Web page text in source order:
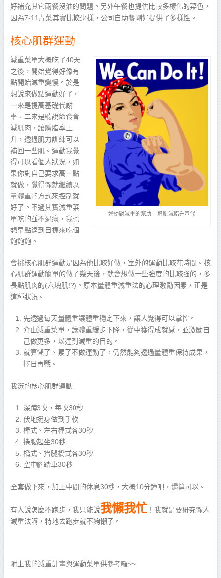
好補充其它兩餐沒油的問題。另外午餐也提供比較多樣化的菜色，
因為7-11青菜其實比較少樣，公司自助餐剛好提供了多樣性。
核心肌群運動
運動對減重的幫助 – 增肌減脂升基代
減重菜單大概吃了40天
之後，開始覺得好像有
點開始減重變慢。於是
想說來做點運動好了，
一來是提高基礎代謝
率，二來是聽說節食會
減肌肉，讓體脂率上
升，透過肌力訓練可以
補回一些肌。運動我覺
得可以看個人狀況，如
果你對自己要求高一點
就做，覺得懶就繼續以
量體重的方式來控制就
好了。不過其實減重菜
單吃的並不過癮，我也
想早點達到目標來吃個
飽飽飽。
會挑核心肌群運動是因為他比較好做，室外的運動比較花時間。核
心肌群運動簡單的做了幾天後，就會想做一些強度的比較強的，多
長點肌肉的(六塊肌!?)。原本量體重減重法的心理激勵因素，正是
這種狀況。
先透過每天量體重讓體重穩定下來，讓人覺得可以掌控。
介由減重菜單，讓體重緩步下降，從中獲得成就感，並激勵自
己做更多，以達到減重的目的。
就算懶了、累了不做運動了，仍然能夠透過量體重保持成果，
擇日再戰。
我選的核心肌群運動
深蹲3次，每次30秒
伏地挺身做到手軟
棒式、左右棒式各30秒
捲腹起坐30秒
橋式、抬腿橋式各30秒
空中腳踏車30秒
全套做下來，加上中間的休息30秒，大概10分鐘吧，還算可以。
有人說怎麼不跑步，我只能說我懶我忙 ！我就是要研究懶人
減重法啊，特地去跑步就不夠懶了。
附上我的減重計畫與運動菜單供參考囉~~